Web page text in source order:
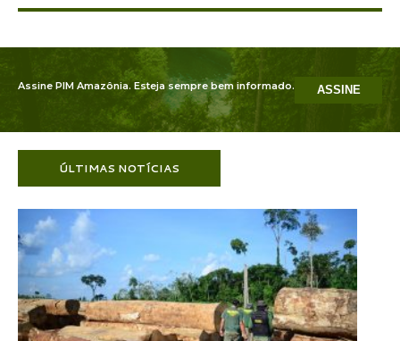
Assine PIM Amazônia. Esteja sempre bem informado. ASSINE
ÚLTIMAS NOTÍCIAS